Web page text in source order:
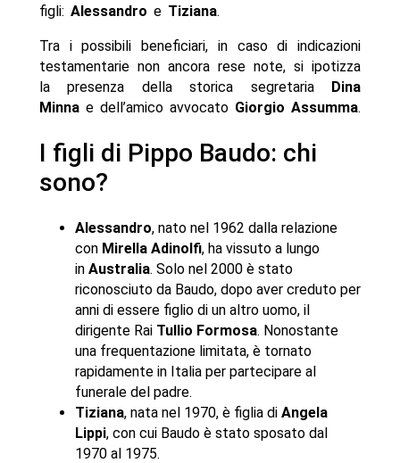
figli: Alessandro e Tiziana.
Tra i possibili beneficiari, in caso di indicazioni
testamentarie non ancora rese note, si ipotizza
la presenza della storica segretaria Dina
Minnae dell’amico avvocato Giorgio Assumma.
I figli di Pippo Baudo: chi
sono?
Alessandro, nato nel 1962 dalla relazione
con Mirella Adinolfi, ha vissuto a lungo
in Australia. Solo nel 2000 è stato
riconosciuto da Baudo, dopo aver creduto per
anni di essere figlio di un altro uomo, il
dirigente Rai Tullio Formosa. Nonostante
una frequentazione limitata, è tornato
rapidamente in Italia per partecipare al
funerale del padre.
Tiziana, nata nel 1970, è figlia di Angela
Lippi, con cui Baudo è stato sposato dal
1970 al 1975.